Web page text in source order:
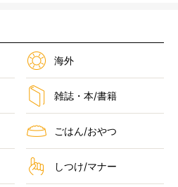
海外
雑誌・本/書籍
ごはん/おやつ
しつけ/マナー